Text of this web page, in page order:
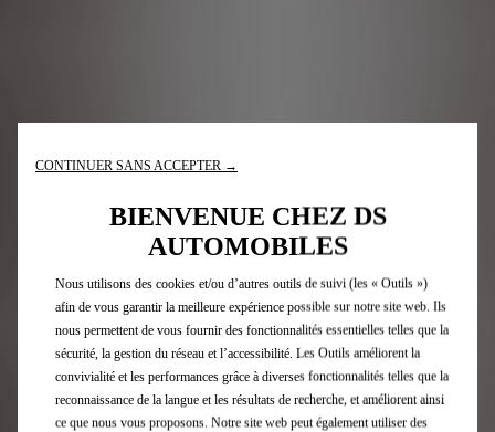
CONTINUER SANS ACCEPTER →
BIENVENUE CHEZ DS
AUTOMOBILES
Nous utilisons des cookies et/ou d’autres outils de suivi (les « Outils »)
afin de vous garantir la meilleure expérience possible sur notre site web. Ils
nous permettent de vous fournir des fonctionnalités essentielles telles que la
sécurité, la gestion du réseau et l’accessibilité. Les Outils améliorent la
convivialité et les performances grâce à diverses fonctionnalités telles que la
reconnaissance de la langue et les résultats de recherche, et améliorent ainsi
ce que nous vous proposons. Notre site web peut également utiliser des